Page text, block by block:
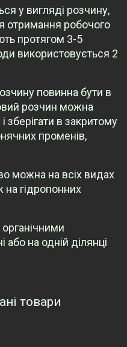
у вигляді розчину,
отримання робочого
протягом 3-5
використовується 2
повинна бути в
розчин можна
зберігати в закритому
променів,
можна на всіх видах
на гідропонних
на одній ділянці
товари